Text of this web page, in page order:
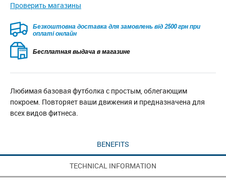
Проверить магазины
Безкоштовна доставка для замовлень від 2500 грн при
оплаті онлайн
Бесплатная выдача в магазине
Любимая базовая футболка с простым, облегающим
покроем. Повторяет ваши движения и предназначена для
всех видов фитнеса.
BENEFITS
TECHNICAL INFORMATION